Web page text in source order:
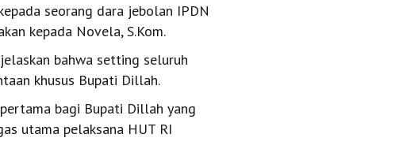
seorang dara jebolan IPDN
kepada Novela, S.Kom.
bahwa setting seluruh
khusus Bupati Dillah.
bagi Bupati Dillah yang
utama pelaksana HUT RI